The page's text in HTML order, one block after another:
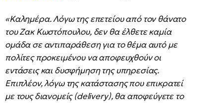
«Καλημέρα. Λόγω της επετείου από τον θάνατο
του Ζακ Κωστόπουλου, δεν θα έλθετε καμία
ομάδα σε αντιπαράθεση για το θέμα αυτό με
πολίτες προκειμένου να αποφευχθούν οι
εντάσεις και δυσφήμηση της υπηρεσίας.
Επιπλέον, λόγω της κατάστασης που επικρατεί
με τους διανομείς (delivery), θα αποφεύγετε το